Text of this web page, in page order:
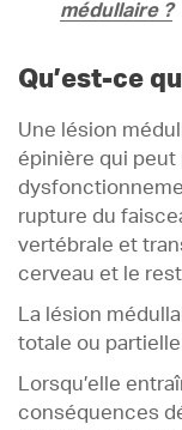
médullaire ?
Qu’est-ce
Une lésion
épinière qui peut
rupture du
vertébrale et
cerveau et le
La lésion
totale ou
Lorsqu’elle
conséquences